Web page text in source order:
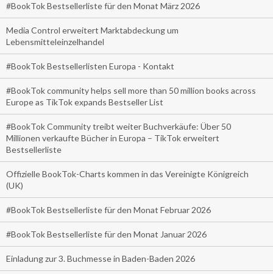
#BookTok Bestsellerliste für den Monat März 2026
Media Control erweitert Marktabdeckung um
Lebensmitteleinzelhandel
#BookTok Bestsellerlisten Europa - Kontakt
#BookTok community helps sell more than 50 million books across
Europe as TikTok expands Bestseller List
#BookTok Community treibt weiter Buchverkäufe: Über 50
Millionen verkaufte Bücher in Europa – TikTok erweitert
Bestsellerliste
Offizielle BookTok-Charts kommen in das Vereinigte Königreich
(UK)
#BookTok Bestsellerliste für den Monat Februar 2026
#BookTok Bestsellerliste für den Monat Januar 2026
Einladung zur 3. Buchmesse in Baden-Baden 2026